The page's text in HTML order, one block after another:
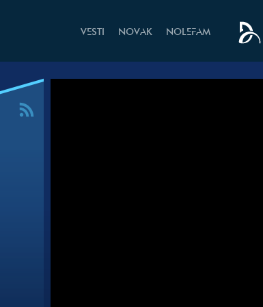
VESTI NOVAK NOLEFAM